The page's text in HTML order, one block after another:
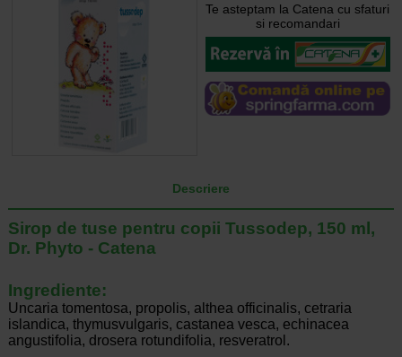
Te asteptam la Catena cu sfaturi
si recomandari
Descriere
Sirop de tuse pentru copii Tussodep, 150 ml,
Dr. Phyto - Catena
Ingrediente:
Uncaria tomentosa, propolis, althea officinalis, cetraria
islandica, thymusvulgaris, castanea vesca, echinacea
angustifolia, drosera rotundifolia, resveratrol.